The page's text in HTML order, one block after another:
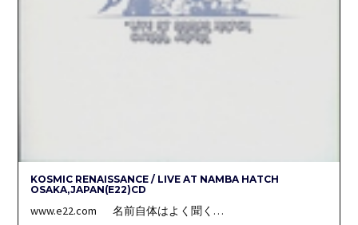
KOSMIC RENAISSANCE / LIVE AT NAMBA HATCH
OSAKA,JAPAN(E22)CD
www.e22.com 名前自体はよく聞く…